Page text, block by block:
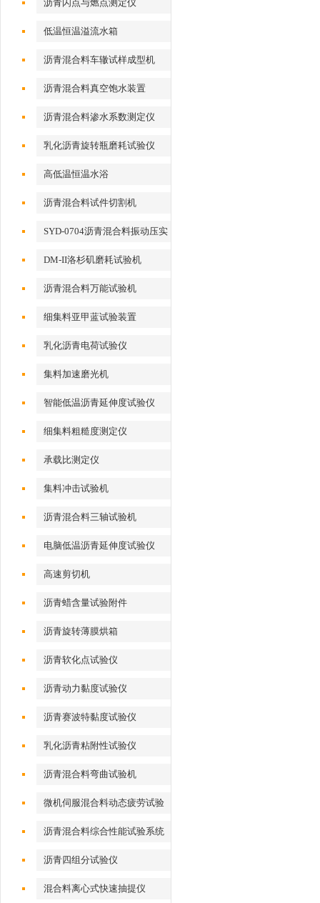
沥青闪点与燃点测定仪
低温恒温溢流水箱
沥青混合料车辙试样成型机
沥青混合料真空饱水装置
沥青混合料渗水系数测定仪
乳化沥青旋转瓶磨耗试验仪
高低温恒温水浴
沥青混合料试件切割机
SYD-0704沥青混合料振动压实
DM-II洛杉矶磨耗试验机
沥青混合料万能试验机
细集料亚甲蓝试验装置
乳化沥青电荷试验仪
集料加速磨光机
智能低温沥青延伸度试验仪
细集料粗糙度测定仪
承载比测定仪
集料冲击试验机
沥青混合料三轴试验机
电脑低温沥青延伸度试验仪
高速剪切机
沥青蜡含量试验附件
沥青旋转薄膜烘箱
沥青软化点试验仪
沥青动力黏度试验仪
沥青赛波特黏度试验仪
乳化沥青粘附性试验仪
沥青混合料弯曲试验机
微机伺服混合料动态疲劳试验
机
沥青混合料综合性能试验系统
沥青四组分试验仪
混合料离心式快速抽提仪